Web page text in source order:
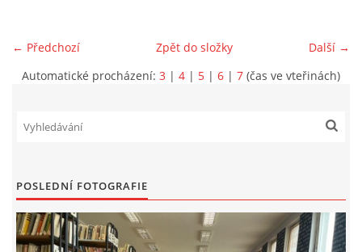
ČASOSBĚRY - CHRÁŠŤANY
GRANTY A DOTACE
← Předchozí Další →
Zpět do složky
Automatické procházení: 3 | 4 | 5 | 6 | 7 (čas ve vteřinách)
POSLEDNÍ FOTOGRAFIE